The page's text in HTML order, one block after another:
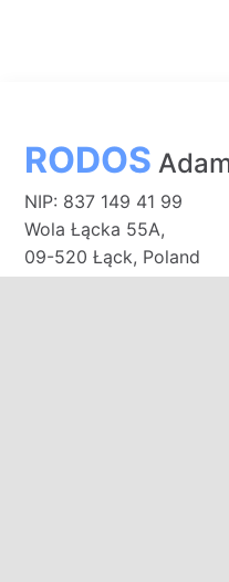
RODOS
NIP: 837 149 41 99
Wola Łącka 55A,
09-520
Bank PEKAO S.A.